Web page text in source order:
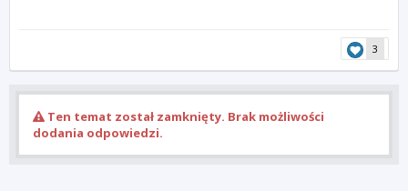
3
Ten temat został zamknięty. Brak możliwości
dodania odpowiedzi.